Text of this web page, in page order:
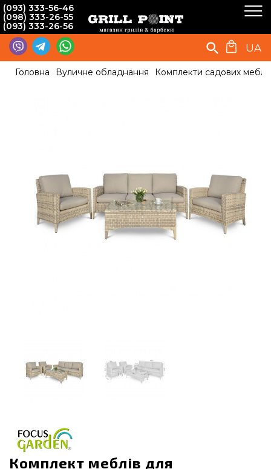
(093) 333-56-46
(098) 333-26-55
(093) 333-26-56
UA
Головна Вуличне обладнання Комплекти садових
Комплект меблів для